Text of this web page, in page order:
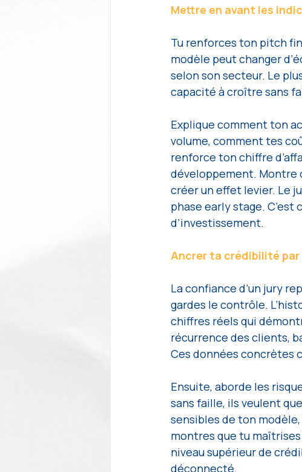
Mettre en avant les
Tu renforces ton pitch
modèle peut changer
selon son secteur. Le
capacité à croître sans
Explique comment ton
volume, comment tes
renforce ton chiffre
développement. Montre
créer un effet levier. Le
phase early stage.
d’investissement.
Ancrer ta crédibilité
La confiance d’un jury
gardes le contrôle.
chiffres réels qui
récurrence des clients,
Ces données concrètes
Ensuite, aborde les
sans faille, ils veulent
sensibles de ton
montres que tu
niveau supérieur de
déconnecté.